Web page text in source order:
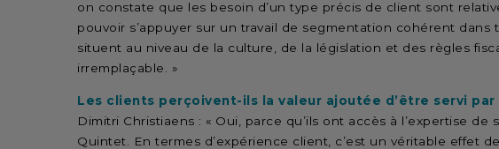
on constate que les besoin d’un type précis de client sont
pouvoir s’appuyer sur un travail de segmentation cohérent
situent au niveau de la culture, de la législation et des règles
irremplaçable. »
Les clients perçoivent-ils la valeur ajoutée d’être servi par
Dimitri Christiaens : « Oui, parce qu’ils ont accès à l’expertise
Quintet. En termes d’expérience client, c’est un véritable effet